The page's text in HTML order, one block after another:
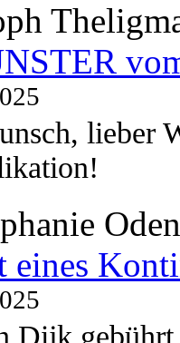
lieber
eines
Dijk